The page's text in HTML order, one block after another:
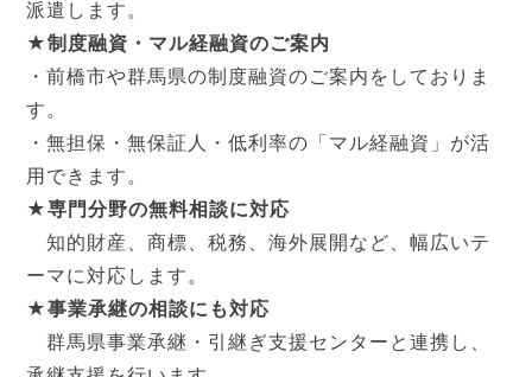
派遣します。
★制度融資・マル経融資のご案内
・前橋市や群馬県の制度融資のご案内をしておりま
す。
・無担保・無保証人・低利率の「マル経融資」が活
用できます。
★専門分野の無料相談に対応
知的財産、商標、税務、海外展開など、幅広いテ
ーマに対応します。
★事業承継の相談にも対応
群馬県事業承継・引継ぎ支援センターと連携し、